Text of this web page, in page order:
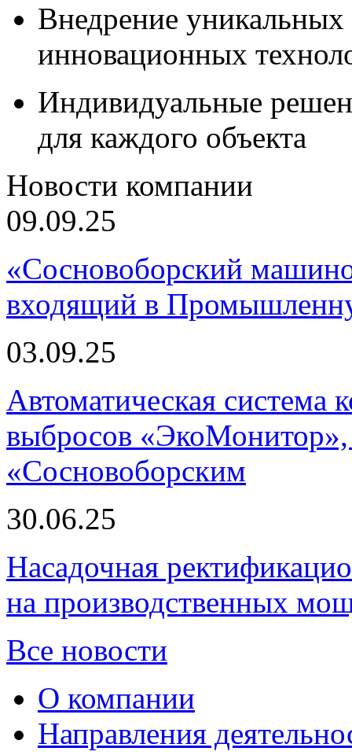
Внедрение уникальных
инновационных
Индивидуальные
для каждого объекта
Новости компании
09.09.25
«Сосновоборский
входящий в
03.09.25
Автоматическая
выбросов «ЭкоМонитор»,
«Сосновоборским
30.06.25
Насадочная
на производственных
Все новости
О компании
Направления